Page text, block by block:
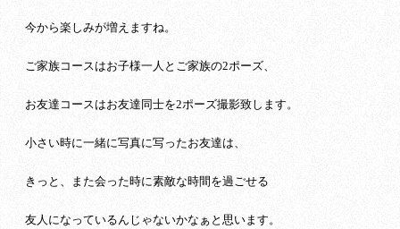
今から楽しみが増えますね。
ご家族コースはお子様一人とご家族の2ポーズ、
お友達コースはお友達同士を2ポーズ撮影致します。
小さい時に一緒に写真に写ったお友達は、
きっと、また会った時に素敵な時間を過ごせる
友人になっているんじゃないかなぁと思います。